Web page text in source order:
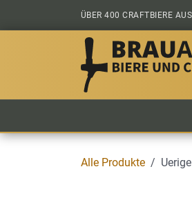
Zum Inhalt springen
ÜBER 400 CRAFTBIERE
Alle Produkte